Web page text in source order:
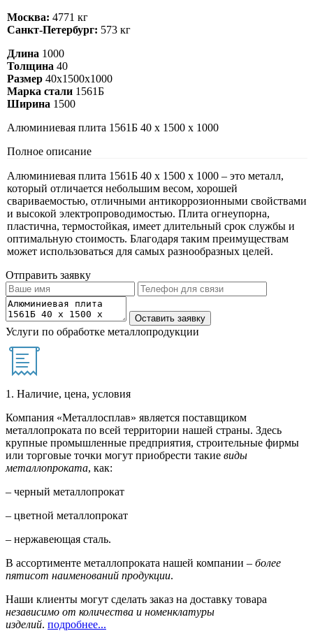
Москва: 4771 кг
Санкт-Петербург: 573 кг
Длина 1000
Толщина 40
Размер 40х1500х1000
Марка стали 1561Б
Ширина 1500
Алюминиевая плита 1561Б 40 х 1500 х 1000
Полное описание
Алюминиевая плита 1561Б 40 х 1500 х 1000 – это металл,
который отличается небольшим весом, хорошей
свариваемостью, отличными антикоррозионными свойствами
и высокой электропроводимостью. Плита огнеупорна,
пластична, термостойкая, имеет длительный срок службы и
оптимальную стоимость. Благодаря таким преимуществам
может использоваться для самых разнообразных целей.
Отправить заявку
Услуги по обработке металлопродукции
1. Наличие, цена, условия
Компания «Металлосплав» является поставщиком
металлопроката по всей территории нашей страны. Здесь
крупные промышленные предприятия, строительные фирмы
или торговые точки могут приобрести такие виды
металлопроката, как:
– черный металлопрокат
– цветной металлопрокат
– нержавеющая сталь.
В ассортименте металлопроката нашей компании – более
пятисот наименований продукции.
Наши клиенты могут сделать заказ на доставку товара
независимо от количества и номенклатуры
изделий. подробнее...